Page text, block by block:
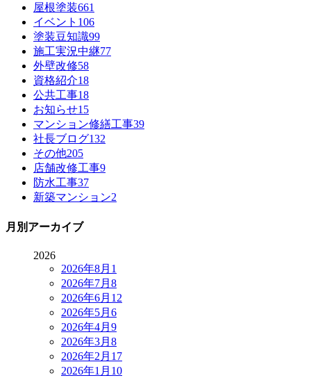
屋根塗装661
イベント 106
塗装豆知識99
施工実況中継77
外壁改修58
資格紹介18
公共工事18
お知らせ15
マンション修繕工事39
社長ブログ132
その他205
店舗改修工事9
防水工事37
新築マンション2
月別アーカイブ
2026
2026年8月 1
2026年7月 8
2026年6月 12
2026年5月 6
2026年4月 9
2026年3月 8
2026年2月 17
2026年1月 10